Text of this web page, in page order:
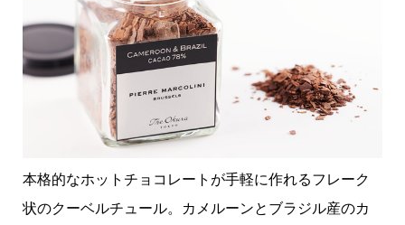
本格的なホットチョコレートが手軽に作れるフレーク
状のクーベルチュール。カメルーンとブラジル産のカ